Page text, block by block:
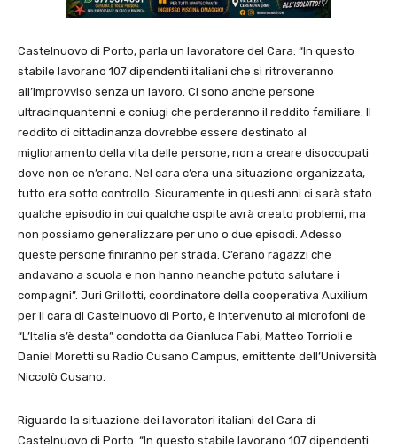
Castelnuovo di Porto, parla un lavoratore del Cara: “In questo
stabile lavorano 107 dipendenti italiani che si ritroveranno
all’improvviso senza un lavoro. Ci sono anche persone
ultracinquantenni e coniugi che perderanno il reddito familiare. Il
reddito di cittadinanza dovrebbe essere destinato al
miglioramento della vita delle persone, non a creare disoccupati
dove non ce n’erano. Nel cara c’era una situazione organizzata,
tutto era sotto controllo. Sicuramente in questi anni ci sarà stato
qualche episodio in cui qualche ospite avrà creato problemi, ma
non possiamo generalizzare per uno o due episodi. Adesso
queste persone finiranno per strada. C’erano ragazzi che
andavano a scuola e non hanno neanche potuto salutare i
compagni”. Juri Grillotti, coordinatore della cooperativa Auxilium
per il cara di Castelnuovo di Porto, è intervenuto ai microfoni de
“L’Italia s’è desta” condotta da Gianluca Fabi, Matteo Torrioli e
Daniel Moretti su Radio Cusano Campus, emittente dell’Università
Niccolò Cusano.
Riguardo la situazione dei lavoratori italiani del Cara di
Castelnuovo di Porto. “In questo stabile lavorano 107 dipendenti